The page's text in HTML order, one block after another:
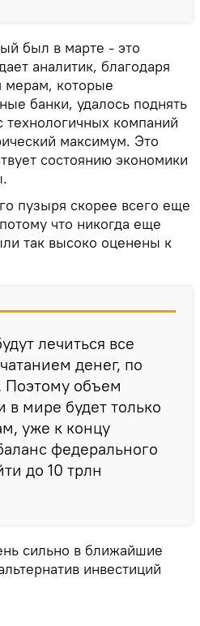
был в марте - это
аналитик, благодаря
мерам, которые
банки, удалось поднять
компаний
максимум. Это
состоянию экономики
пузыря скорее всего еще
что никогда еще
так высоко оценены к
лечиться все
денег, по
Поэтому объем
мире будет только
уже к концу
федерального
до 10 трлн
сильно в ближайшие
инвестиций